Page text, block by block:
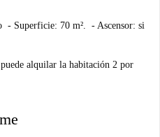
- Superficie: 70 m². - Ascensor: si
alquilar la habitación 2 por